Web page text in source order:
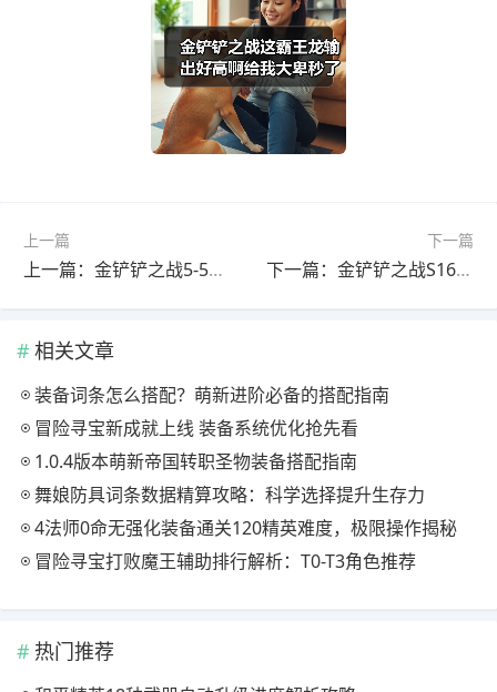
上一篇
上一篇：金铲铲之战5-5忍辱负重7-1绝地反杀
下一篇
下一篇：金铲铲之战S16各个羁绊效果介绍
相关文章
装备词条怎么搭配？萌新进阶必备的搭配指南
冒险寻宝新成就上线 装备系统优化抢先看
1.0.4版本萌新帝国转职圣物装备搭配指南
舞娘防具词条数据精算攻略：科学选择提升生存力
4法师0命无强化装备通关120精英难度，极限操作揭秘
冒险寻宝打败魔王辅助排行解析：T0-T3角色推荐
热门推荐